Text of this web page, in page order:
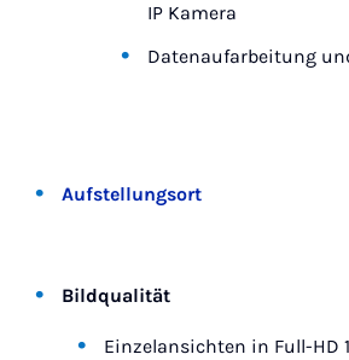
IP Kamera
Datenaufarbeitung
Aufstellungsort
Bildqualität
Einzelansichten in Full-HD